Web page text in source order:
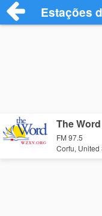
Estações
The
FM 97.5
Corfu, United